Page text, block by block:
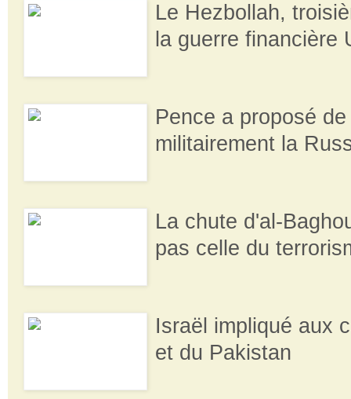
Le Hezbollah,
la guerre financière
Pence a proposé
militairement la
La chute d'al-
pas celle du
Israël impliqué aux
et du Pakistan